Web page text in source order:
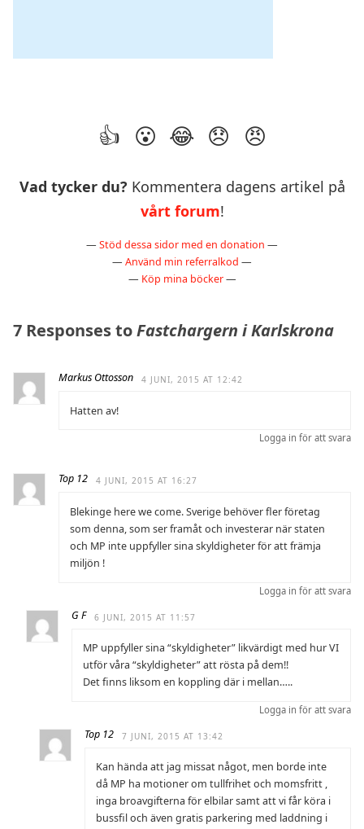
Vad tycker du? Kommentera dagens artikel på
vårt forum!
— Stöd dessa sidor med en donation —
— Använd min referralkod —
— Köp mina böcker—
7 Responses toFastchargern i Karlskrona
Markus Ottosson 4 JUNI, 2015 AT 12:42
Hatten av!
Logga in för att svara
Top 12 4 JUNI, 2015 AT 16:27
Blekinge here we come. Sverige behöver fler företag
som denna, som ser framåt och investerar när staten
och MP inte uppfyller sina skyldigheter för att främja
miljön !
Logga in för att svara
G F 6 JUNI, 2015 AT 11:57
MP uppfyller sina “skyldigheter” likvärdigt med hur VI
utför våra “skyldigheter” att rösta på dem!!
Det finns liksom en koppling där i mellan…..
Logga in för att svara
Top 12 7 JUNI, 2015 AT 13:42
Kan hända att jag missat något, men borde inte
då MP ha motioner om tullfrihet och momsfritt ,
inga broavgifterna för elbilar samt att vi får köra i
bussfil och även gratis parkering med laddning i